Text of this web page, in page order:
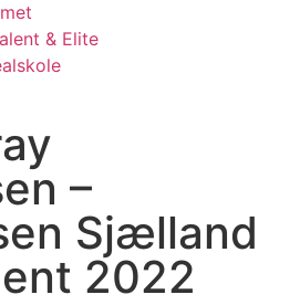
& Elite
–
Sjælland
2022